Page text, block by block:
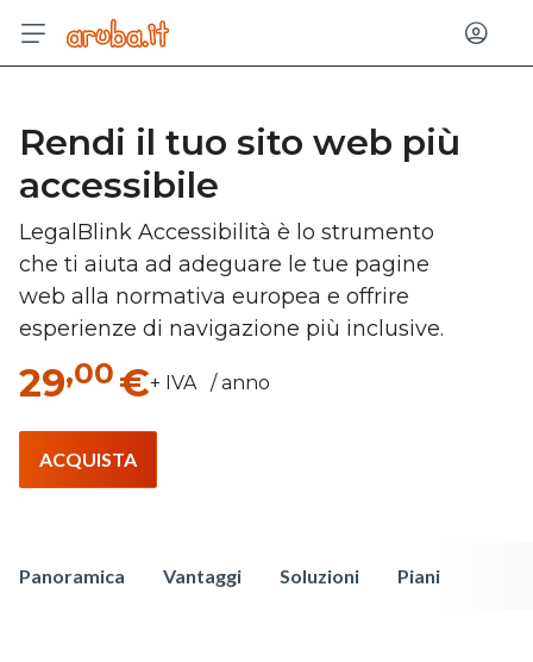
Rendi il tuo sito web più
accessibile
LegalBlink Accessibilità è lo strumento
che ti aiuta ad adeguare le tue pagine
web alla normativa europea e offrire
esperienze di navigazione più inclusive.
29,00 €+ IVA / anno
ACQUISTA
Panoramica Vantaggi Soluzioni Piani